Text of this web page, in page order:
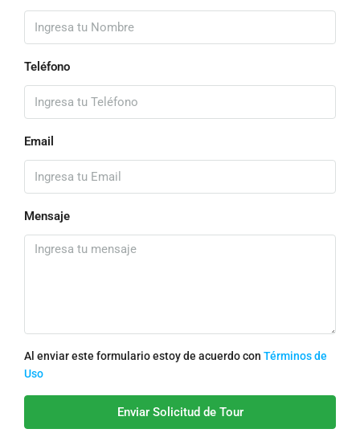
Teléfono
Email
Mensaje
Al enviar este formulario estoy de acuerdo con Términos de
Uso
Enviar Solicitud de Tour